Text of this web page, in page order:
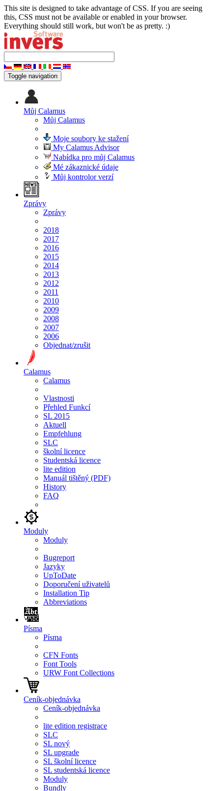
This site is designed to take advantage of CSS. If you are seeing
this, CSS must not be available or enabled in your browser.
Everything should still work, but won't be as pretty. :)
Toggle navigation
Můj Calamus
Můj Calamus
Moje soubory ke stažení
My Calamus Advisor
Nabídka pro můj Calamus
Mé zákaznické údaje
Můj kontrolor verzí
Zprávy
Zprávy
2018
2017
2016
2015
2014
2013
2012
2011
2010
2009
2008
2007
2006
Objednat/zrušit
Calamus
Calamus
Vlastnosti
Přehled Funkcí
SL 2015
Aktuell
Empfehlung
SLC
školní licence
Studentská licence
lite edition
Manuál tištěný (PDF)
History
FAQ
Moduly
Moduly
Bugreport
Jazyky
UpToDate
Doporučení uživatelů
Installation Tip
Abbreviations
Písma
Písma
CFN Fonts
Font Tools
URW Font Collections
Ceník-objednávka
Ceník-objednávka
lite edition registrace
SLC
SL nový
SL upgrade
SL školní licence
SL studentská licence
Moduly
Bundly